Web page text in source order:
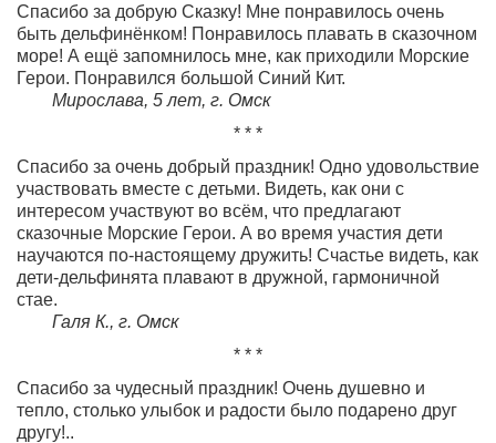
Спасибо за добрую Сказку! Мне понравилось очень
быть дельфинёнком! Понравилось плавать в сказочном
море! А ещё запомнилось мне, как приходили Морские
Герои. Понравился большой Синий Кит.
Мирослава, 5 лет, г. Омск
* * *
Спасибо за очень добрый праздник! Одно удовольствие
участвовать вместе с детьми. Видеть, как они с
интересом участвуют во всём, что предлагают
сказочные Морские Герои. А во время участия дети
научаются по-настоящему дружить! Счастье видеть, как
дети-дельфинята плавают в дружной, гармоничной
стае.
Галя К., г. Омск
* * *
Спасибо за чудесный праздник! Очень душевно и
тепло, столько улыбок и радости было подарено друг
другу!..